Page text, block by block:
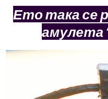
Ето така се
амулета